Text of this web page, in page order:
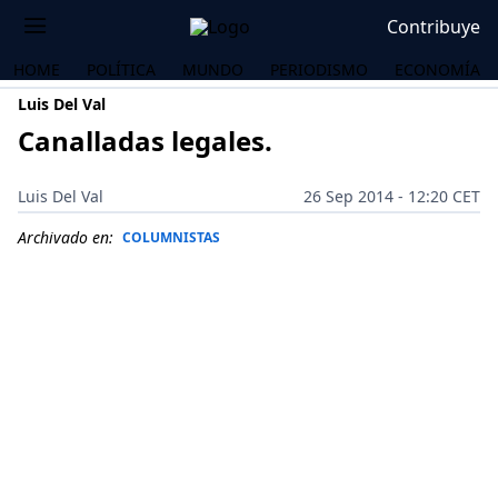
Contribuye
HOME POLÍTICA MUNDO PERIODISMO
ECONOMÍA
Luis Del Val
Canalladas legales.
Luis Del Val
26 Sep 2014 - 12:20 CET
Archivado en: COLUMNISTAS